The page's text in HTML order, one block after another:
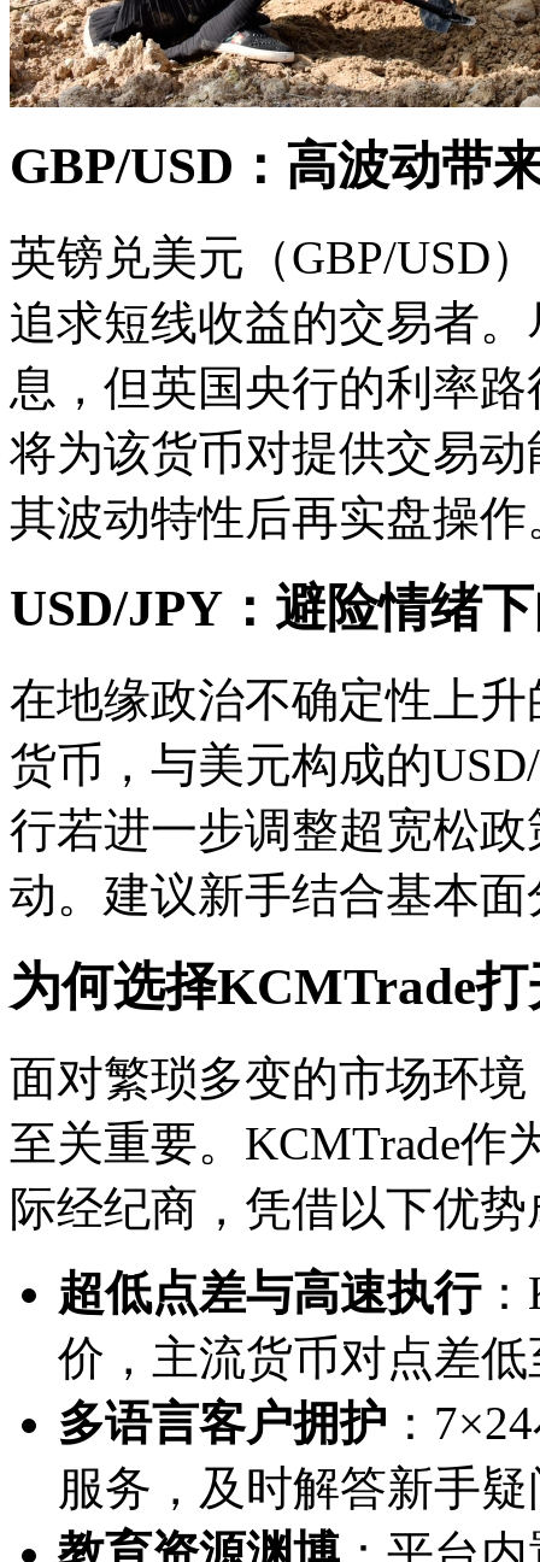
GBP/USD：高波动带
英镑兑美元（GBP/USD
追求短线收益的交易者
息，但英国央行的利率
将为该货币对提供交易
其波动特性后再实盘操作
USD/JPY：避险情绪
在地缘政治不确定性上
货币，与美元构成的
行若进一步调整超宽松
动。建议新手结合基本
为何选择KCMTrade
面对繁琐多变的市场环
至关重要。KCMTrade作
际经纪商，凭借以下优
超低点差与高速执行：
价，主流货币对点差
多语言客户拥护 ：
服务，及时解答新手